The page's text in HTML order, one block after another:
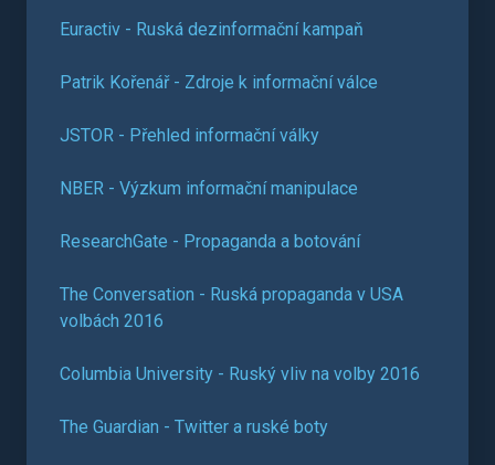
Euractiv - Ruská dezinformační kampaň
Patrik Kořenář - Zdroje k informační válce
JSTOR - Přehled informační války
NBER - Výzkum informační manipulace
ResearchGate - Propaganda a botování
The Conversation - Ruská propaganda v USA
volbách 2016
Columbia University - Ruský vliv na volby 2016
The Guardian - Twitter a ruské boty